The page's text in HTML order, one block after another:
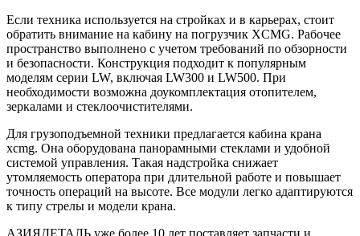
Если техника используется на стройках и в карьерах, стоит
обратить внимание на кабину на погрузчик XCMG. Рабочее
пространство выполнено с учетом требований по обзорности
и безопасности. Конструкция подходит к популярным
моделям серии LW, включая LW300 и LW500. При
необходимости возможна доукомплектация отопителем,
зеркалами и стеклоочистителями.
Для грузоподъемной техники предлагается кабина крана
xcmg. Она оборудована панорамными стеклами и удобной
системой управления. Такая надстройка снижает
утомляемость оператора при длительной работе и повышает
точность операций на высоте. Все модули легко адаптируются
к типу стрелы и модели крана.
АЗИЯДЕТАЛЬ уже более 10 лет поставляет запчасти и